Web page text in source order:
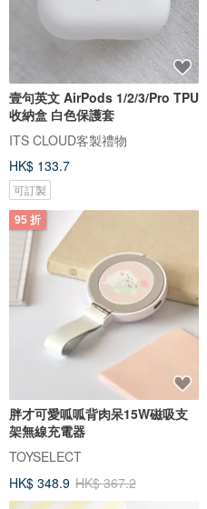
壹句英文 AirPods 1/2/3/Pro TPU
收納盒 白色保護套
ITS CLOUD客製禮物
HK$ 133.7
可訂製
95 折
胖才可愛呱呱背肉呆15W磁吸支
架無線充電器
TOYSELECT
HK$ 348.9 HK$ 367.2